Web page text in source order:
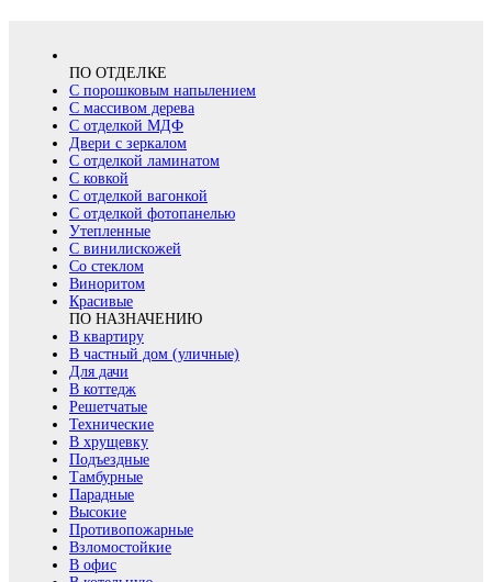
ПО ОТДЕЛКЕ
С порошковым напылением
С массивом дерева
С отделкой МДФ
Двери с зеркалом
С отделкой ламинатом
С ковкой
С отделкой вагонкой
С отделкой фотопанелью
Утепленные
С винилискожей
Со стеклом
Виноритом
Красивые
ПО НАЗНАЧЕНИЮ
В квартиру
В частный дом (уличные)
Для дачи
В коттедж
Решетчатые
Технические
В хрущевку
Подъездные
Тамбурные
Парадные
Высокие
Противопожарные
Взломостойкие
В офис